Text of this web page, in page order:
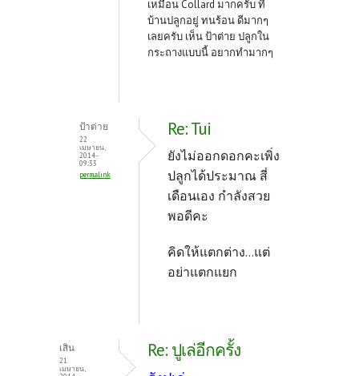
เหมือน Collard มากครับ ที่
บ้านปลูกอยู่ ทนร้อน ดีมากๆ
เลยครับ เห็น ป้าต่าย ปลูกใน
กระถางแบบนี้ อยากทำมากๆ
ป้าต่าย
22
เมษายน,
2014 -
09:33
permalink
Re: Tui
ยังไม่ออกดอกคะเพิ่ง
ปลูกได้ประมาณ สี่
เดือนเอง กำลังสวย
พอดีคะ
คิดให้แตกต่าง...แต่
อย่าแตกแยก
เสิน
21
เมษายน,
Re: ปูเล่อีกครั้ง